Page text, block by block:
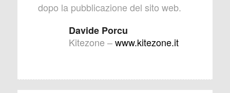
dopo la pubblicazione del sito web.
Davide Porcu
Kitezone – www.kitezone.it